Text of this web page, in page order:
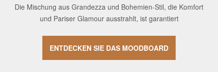
Die Mischung aus Grandezza und Bohemien-Stil, die Komfort
und Pariser Glamour ausstrahlt, ist garantiert
ENTDECKEN SIE DAS MOODBOARD